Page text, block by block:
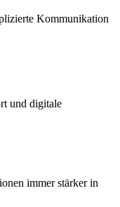
Kommunikation
und digitale
immer stärker in